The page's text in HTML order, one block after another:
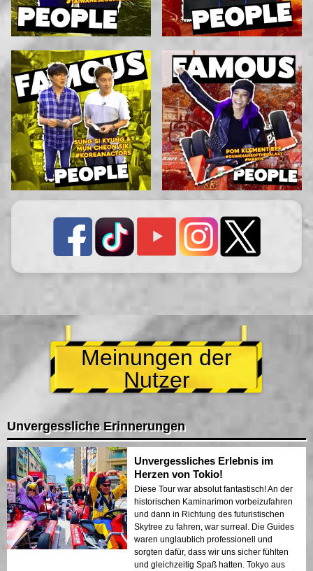
Meinungen der
Nutzer
Unvergessliche Erinnerungen
Unvergessliches Erlebnis im
Herzen von Tokio!
Diese Tour war absolut fantastisch! An der
historischen Kaminarimon vorbeizufahren
und dann in Richtung des futuristischen
Skytree zu fahren, war surreal. Die Guides
waren unglaublich professionell und
sorgten dafür, dass wir uns sicher fühlten
und gleichzeitig Spaß hatten. Tokyo aus